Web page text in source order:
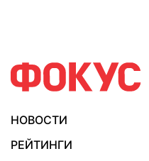
НОВОСТИ
РЕЙТИНГИ